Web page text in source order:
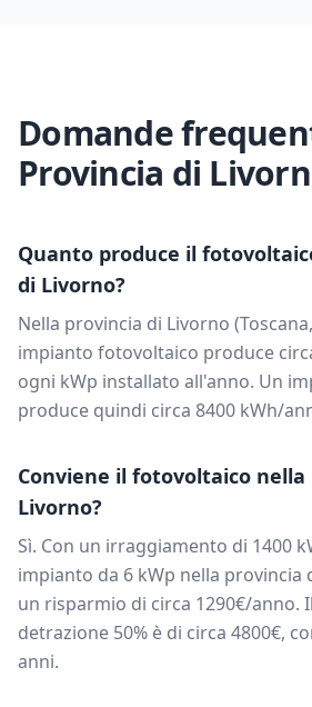
Domande
Provincia di
Quanto produce il
di Livorno?
Nella provincia di Livorno (Toscana
impianto fotovoltaico produce
ogni kWp installato all'anno. Un
produce quindi circa 8400 kWh/
Conviene il fotovoltaico
Livorno?
Sì. Con un irraggiamento di 1400
impianto da 6 kWp nella provincia
un risparmio di circa 1290€/anno.
detrazione 50% è di circa 4800€,
anni.